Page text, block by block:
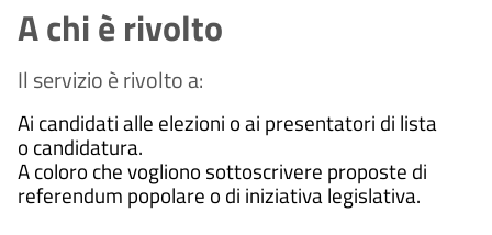
A chi è rivolto
Il servizio è rivolto a:
Ai candidati alle elezioni o ai presentatori di lista
o candidatura.
A coloro che vogliono sottoscrivere proposte di
referendum popolare o di iniziativa legislativa.